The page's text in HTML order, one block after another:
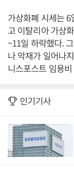
가상화폐 시세는
고 이탈리아 가상
~11일 하락했다.
나 악재가 일어나
니스포스트 임용
인기기사